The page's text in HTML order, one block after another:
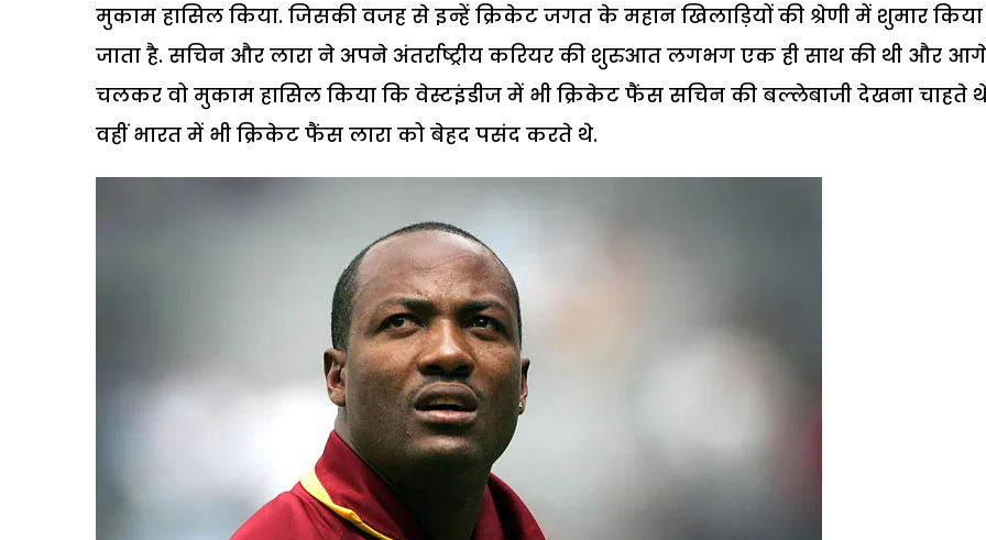
मुकाम हासिल किया. जिसकी वजह से इन्हें क्रिकेट जगत के महान खिलाड़ियों की श्रेणी में शुमार किया
जाता है. सचिन और लारा ने अपने अंतर्राष्ट्रीय करियर की शुरुआत लगभग एक ही साथ की थी और आगे
चलकर वो मुकाम हासिल किया कि वेस्टइंडीज में भी क्रिकेट फैंस सचिन की बल्लेबाजी देखना चाहते
वहीं भारत में भी क्रिकेट फैंस लारा को बेहद पसंद करते थे.